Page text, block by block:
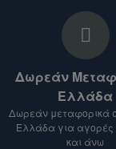
3. Λάβετε
Θα σας
κόστος
Σημείωση:
Το κόστος
Δωρεάν
Ελλάδα
Δωρεάν μεταφορικά
Ελλάδα για αγορές
και άνω